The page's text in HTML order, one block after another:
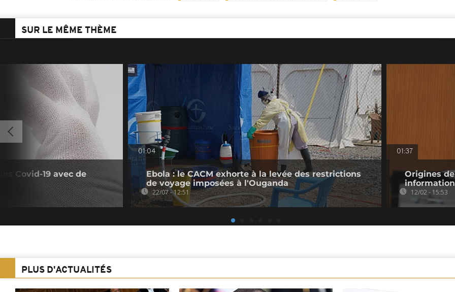
SUR LE MÊME THÈME
Covid-19 avec de
01:04
Ebola : le CACM exhorte à la levée des restrictions
de voyage imposées à l'Ouganda
22/07 - 12:51
01:37
Origines de
12/02 - 15:53
PLUS D'ACTUALITÉS